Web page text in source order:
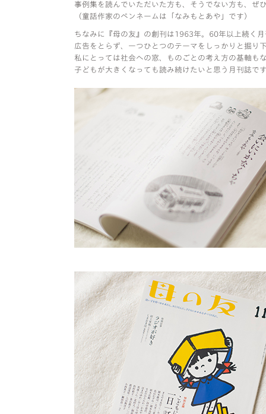
事例集を読んでいただいた方も、そうでない方も、ぜ
（童話作家のペンネームは「なみもとあや」です）
ちなみに『母の友』の創刊は1963年。60年以上続く
広告をとらず、一つひとつのテーマをしっかりと掘り
私にとっては社会への窓、ものごとの考え方の基軸も
子どもが大きくなっても読み続けたいと思う月刊誌で